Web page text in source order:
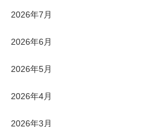
2026年7月
2026年6月
2026年5月
2026年4月
2026年3月